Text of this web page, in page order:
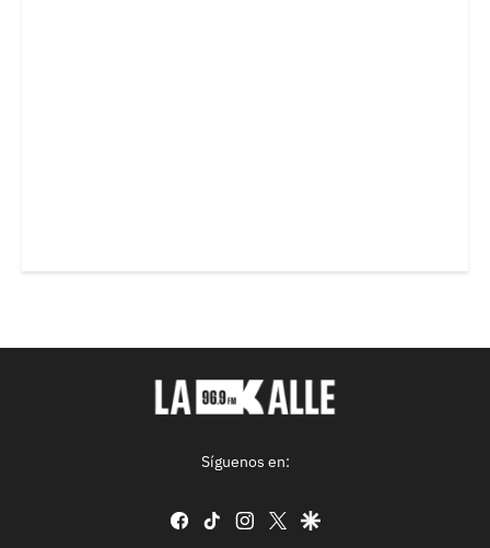
Síguenos en:
facebook
tiktok instagram
twittergoogle